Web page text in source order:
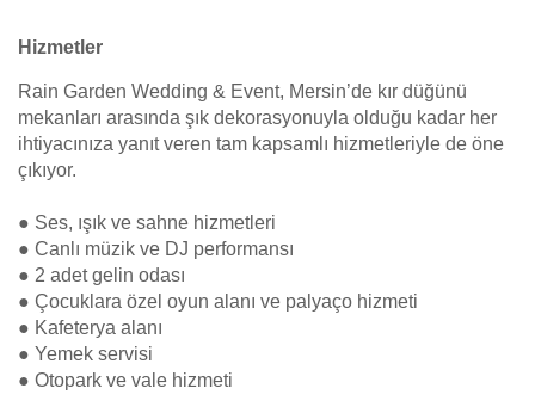
Hizmetler
Rain Garden Wedding & Event, Mersin’de kır düğünü
mekanları arasında şık dekorasyonuyla olduğu kadar her
ihtiyacınıza yanıt veren tam kapsamlı hizmetleriyle de öne
çıkıyor.
● Ses, ışık ve sahne hizmetleri
● Canlı müzik ve DJ performansı
● 2 adet gelin odası
● Çocuklara özel oyun alanı ve palyaço hizmeti
● Kafeterya alanı
● Yemek servisi
● Otopark ve vale hizmeti